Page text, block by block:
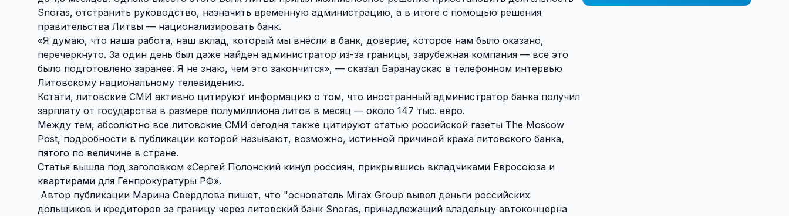
Snoras, отстранить руководство, назначить временную администрацию, а в итоге с помощью решения
правительства Литвы — национализировать банк.
«Я думаю, что наша работа, наш вклад, который мы внесли в банк, доверие, которое нам было оказано,
перечеркнуто. За один день был даже найден администратор из-за границы, зарубежная компания — все это
было подготовлено заранее. Я не знаю, чем это закончится», — сказал Баранаускас в телефонном интервью
Литовскому национальному телевидению.
Кстати, литовские СМИ активно цитируют информацию о том, что иностранный администратор банка получил
зарплату от государства в размере полумиллиона литов в месяц — около 147 тыс. евро.
Между тем, абсолютно все литовские СМИ сегодня также цитируют статью российской газеты The Moscow
Post, подробности в публикации которой называют, возможно, истинной причиной краха литовского банка,
пятого по величине в стране.
Статья вышла под заголовком «Сергей Полонский кинул россиян, прикрывшись вкладчиками Евросоюза и
квартирами для Генпрокуратуры РФ».
Автор публикации Марина Свердлова пишет, что "основатель Mirax Group вывел деньги российских
дольщиков и кредиторов за границу через литовский банк Snoras, принадлежащий владельцу автоконцерна